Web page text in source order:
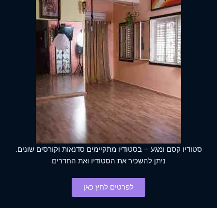
סטודיו קסם ומגע – בסטודיו מתקיימים סדנאות וקורסים שונים.
ניתן להשכיר את הסטודיו ואת החדרים
לפרטים לחץ כאן